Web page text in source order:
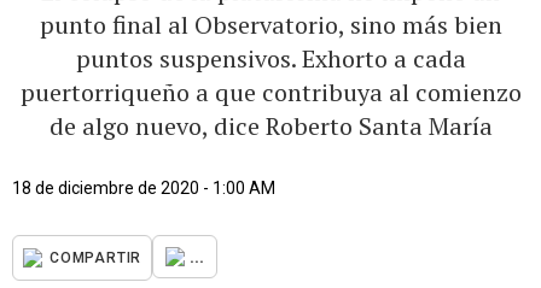
punto final al Observatorio, sino más bien
puntos suspensivos. Exhorto a cada
puertorriqueño a que contribuya al comienzo
de algo nuevo, dice Roberto Santa María
18 de diciembre de 2020 - 1:00 AM
COMPARTIR ...